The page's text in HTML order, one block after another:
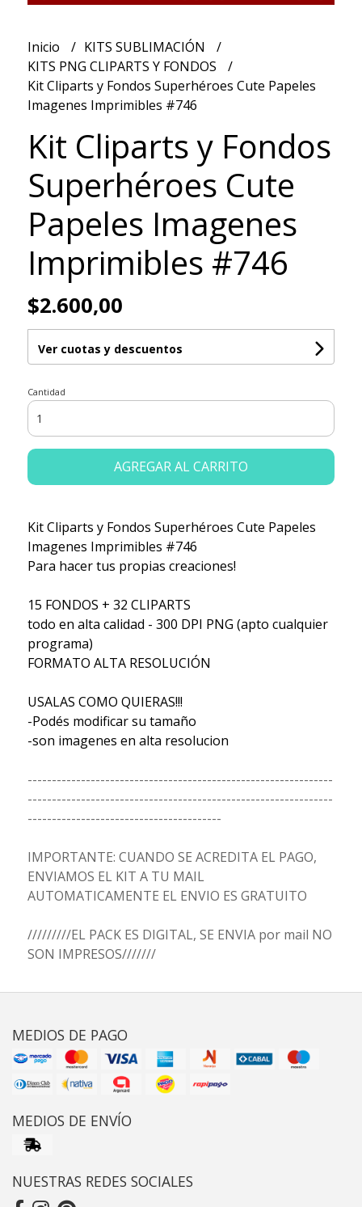
Inicio
KITS SUBLIMACIÓN
KITS PNG CLIPARTS Y FONDOS
Kit Cliparts y Fondos Superhéroes Cute Papeles
Imagenes Imprimibles #746
Kit Cliparts y Fondos
Superhéroes Cute
Papeles Imagenes
Imprimibles #746
$2.600,00
Ver cuotas y descuentos
Cantidad
AGREGAR AL CARRITO
Kit Cliparts y Fondos Superhéroes Cute Papeles
Imagenes Imprimibles #746
Para hacer tus propias creaciones!
15 FONDOS + 32 CLIPARTS
todo en alta calidad - 300 DPI PNG (apto cualquier
programa)
FORMATO ALTA RESOLUCIÓN
USALAS COMO QUIERAS!!!
-Podés modificar su tamaño
-son imagenes en alta resolucion
---------------------------------------------------------------
---------------------------------------------------------------
----------------------------------------
IMPORTANTE: CUANDO SE ACREDITA EL PAGO,
ENVIAMOS EL KIT A TU MAIL
AUTOMATICAMENTE EL ENVIO ES GRATUITO
/////////EL PACK ES DIGITAL, SE ENVIA por mail NO
SON IMPRESOS///////
MEDIOS DE PAGO
MEDIOS DE ENVÍO
NUESTRAS REDES SOCIALES